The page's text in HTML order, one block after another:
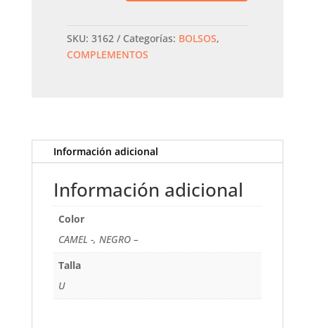
cantidad
SKU: 3162 Categorías: BOLSOS,
COMPLEMENTOS
Información adicional
Información adicional
Color
CAMEL -, NEGRO –
Talla
U